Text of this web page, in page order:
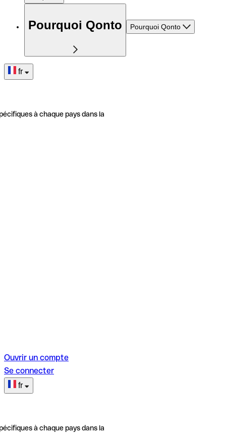
Pourquoi Qonto Pourquoi Qonto
fr
à chaque pays dans la
Ouvrir un compte
Se connecter
fr
à chaque pays dans la